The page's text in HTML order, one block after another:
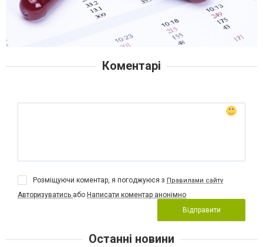
Коментарі
Розміщуючи коментар, я погоджуюся з Правилами сайту
Авторизуватись або Написати коментар анонімно
Відправити
Останні новини